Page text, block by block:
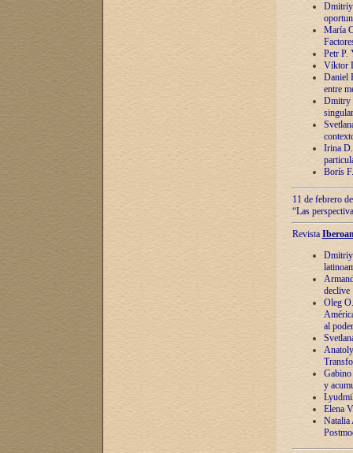
Dmitriy
María
Petr P.
Víktor
Daniel
entre
Dmitry
Irina
Borís
11 de febrero
“Las
Revista
Dmitriy
declive
Oleg
al poder
y
Elena
Natalia